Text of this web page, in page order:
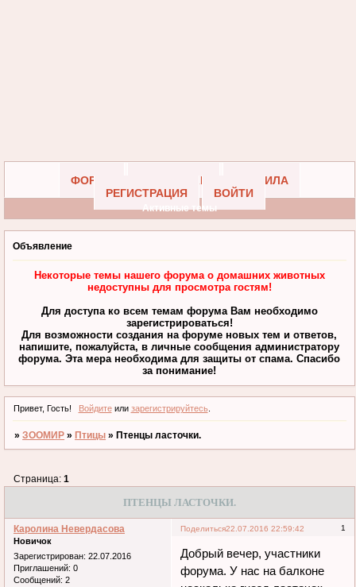
ФОРУМ УЧАСТНИКИ
ПРАВИЛА
РЕГИСТРАЦИЯ
ВОЙТИ
Активные темы
Объявление
Некоторые темы нашего форума о домашних животных
недоступны для просмотра гостям!
Для доступа ко всем темам форума Вам необходимо
зарегистрироваться!
Для возможности создания на форуме новых тем и ответов,
напишите, пожалуйста, в личные сообщения администратору
форума. Эта мера необходима для защиты от спама. Спасибо
за понимание!
Привет, Гость! Войдитеили зарегистрируйтесь.
»ЗООМИР » Птицы » Птенцы ласточки.
ПТЕНЦЫ ЛАСТОЧКИ.
Страница:1
Поделиться 1
22.07.2016 22:59:42
Каролина Невердасова
Новичок
Зарегистрирован: 22.07.2016
Приглашений: 0
Сообщений: 2
Добрый вечер, участники
форума. У нас на балконе